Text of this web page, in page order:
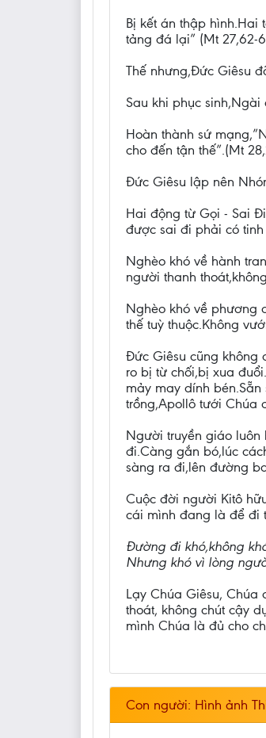
Bị kết án thập hình.Hai
tảng đá lại” (Mt 27,62-
Thế nhưng,Đức Giêsu
Sau khi phục
Hoàn thành sứ
cho đến tận thế”.(Mt
Đức Giêsu lập nên
Hai động từ Gọi - Sai
được sai đi phải có
Nghèo khó về hành
người thanh
Nghèo khó về phương
thế tuỳ thuộc.Không
Đức Giêsu cũng không
ro bị từ chối,bị xua
mảy may dính
trồng,Apollô tưới Chúa
Người truyền giáo
đi.Càng gắn bó,lúc
sàng ra đi,lên đường
Cuộc đời người Kitô
cái mình đang là để đi
Đường đi khó,không
Nhưng khó vì lòng
Lạy Chúa Giêsu,
thoát, không chút cậy
mình Chúa là đủ cho
Con người: Hình ảnh